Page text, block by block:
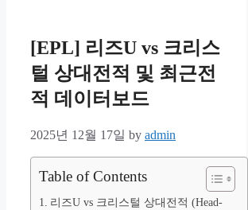
[EPL] 리즈U vs 크리스
털 상대전적 및 최근전
적 데이터보드
2025년 12월 17일 by admin
Table of Contents
리즈U vs 크리스털 상대전적 (Head-